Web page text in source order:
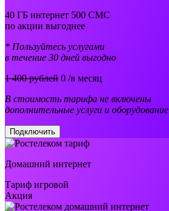
40 ГБ интернет 500 СМС
по акции выгоднее
* Пользуйтесь услугами
в течение 30 дней выгодно
1 400 рублей 0 /в месяц
В стоимость тарифа не включены
дополнительные услуги и оборудование
Подключить
Домашний интернет
Тариф игровой
Акция